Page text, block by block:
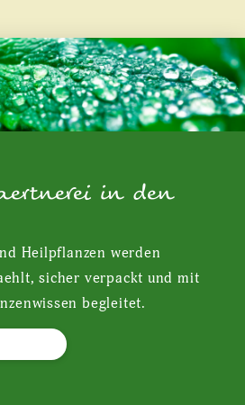
in den
Heilpflanzen werden
sicher verpackt und mit
begleitet.